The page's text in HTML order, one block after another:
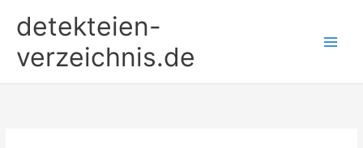
Inhaltdetekteien-
verzeichnis.de